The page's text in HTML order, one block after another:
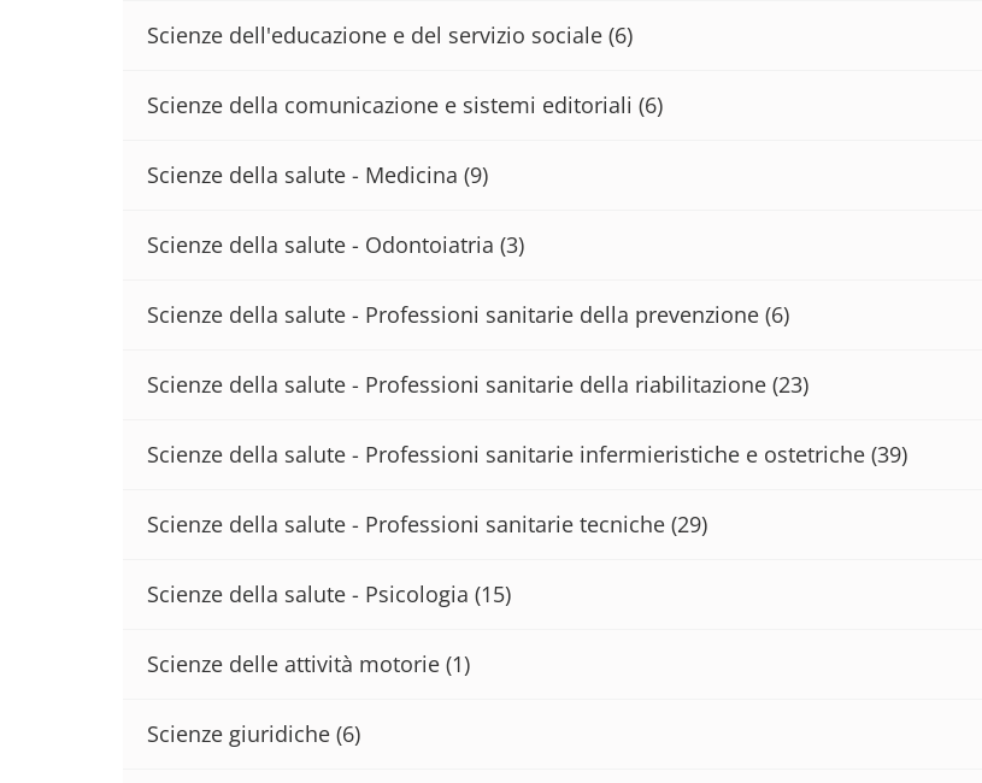
Scienze dell'educazione e del servizio sociale (6)
Scienze della comunicazione e sistemi editoriali (6)
Scienze della salute - Medicina (9)
Scienze della salute - Odontoiatria (3)
Scienze della salute - Professioni sanitarie della prevenzione (6)
Scienze della salute - Professioni sanitarie della riabilitazione (23)
Scienze della salute - Professioni sanitarie infermieristiche e ostetriche (39)
Scienze della salute - Professioni sanitarie tecniche (29)
Scienze della salute - Psicologia (15)
Scienze delle attività motorie (1)
Scienze giuridiche (6)